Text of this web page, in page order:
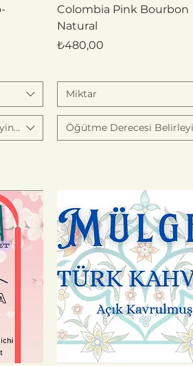
Colombia Pink Bourbon
Natural
Fiyat
₺480,00
Miktar
Öğütme Derecesi